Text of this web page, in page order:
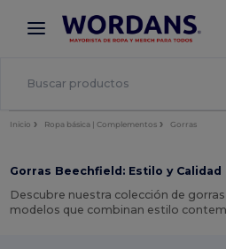
× App de Wordans
¡Mejores precios en app!
Inicio Ropa básica | Complementos Gorras
Gorras Beechfield: Estilo y Calidad
Descubre nuestra colección de
modelos que combinan estilo